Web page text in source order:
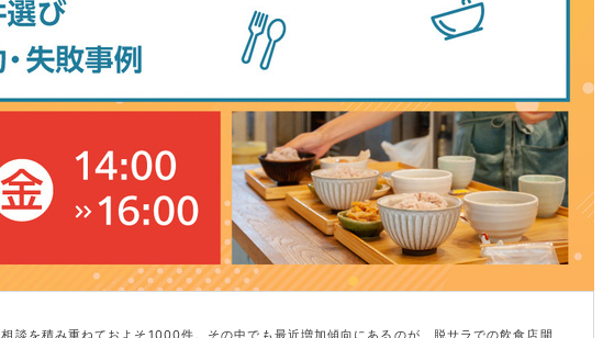
談を積み重ねておよそ1000件。その中でも最近増加傾向にあるのが、脱サラでの飲食店開